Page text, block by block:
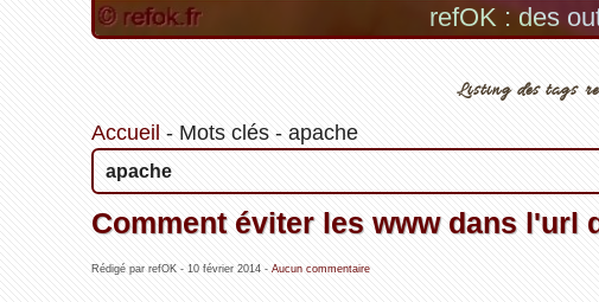
refOK : des
Listing des tags
Accueil - Mots clés- apache
apache
Comment éviter les www dans l'url
Rédigé par refOK - 10 février 2014- Aucun commentaire